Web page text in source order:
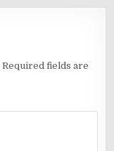
Required fields are